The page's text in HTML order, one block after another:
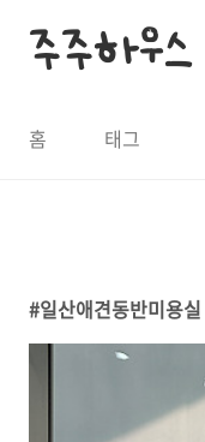
주주하우스
홈 태그
일산애견동반미용실